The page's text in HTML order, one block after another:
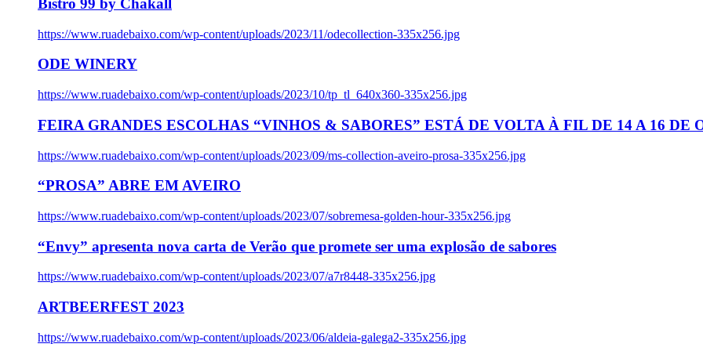
Bistro 99 by Chakall
https://www.ruadebaixo.com/wp-content/uploads/2023/11/odecollection-335x256.jpg
ODE WINERY
https://www.ruadebaixo.com/wp-content/uploads/2023/10/tp_tl_640x360-335x256.jpg
FEIRA GRANDES ESCOLHAS “VINHOS & SABORES” ESTÁ DE VOLTA À FIL DE 14 A 16 DE
https://www.ruadebaixo.com/wp-content/uploads/2023/09/ms-collection-aveiro-prosa-335x256.jpg
“PROSA” ABRE EM AVEIRO
https://www.ruadebaixo.com/wp-content/uploads/2023/07/sobremesa-golden-hour-335x256.jpg
“Envy” apresenta nova carta de Verão que promete ser uma explosão de sabores
https://www.ruadebaixo.com/wp-content/uploads/2023/07/a7r8448-335x256.jpg
ARTBEERFEST 2023
https://www.ruadebaixo.com/wp-content/uploads/2023/06/aldeia-galega2-335x256.jpg